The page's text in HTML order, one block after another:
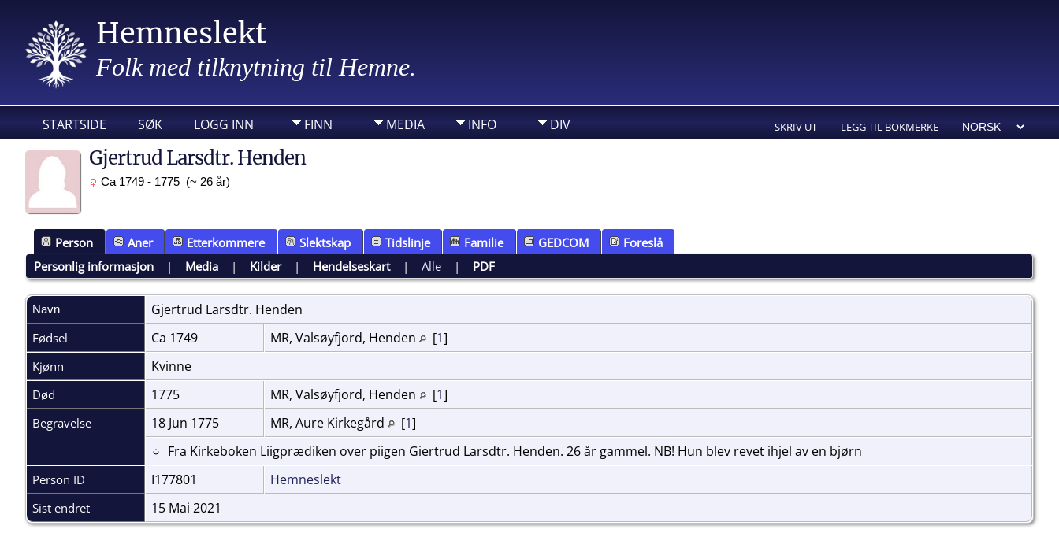
Hemneslekt
Folk med tilknytning til Hemne.
STARTSIDE SØK LOGG INN FINN MEDIA INFO DIV SKRIV UT LEGG TIL BOKMERKE
Gjertrud Larsdtr. Henden
Ca 1749 - 1775 (~ 26 år)
Person Aner Etterkommere Slektskap Tidslinje Familie GEDCOM
Foreslå
Personlig informasjon | Media | Kilder| Hendelseskart|Alle | PDF
Navn Gjertrud Larsdtr. Henden
Fødsel Ca 1749 MR, Valsøyfjord, Henden [1]
Kjønn Kvinne
Død 1775 MR, Valsøyfjord, Henden [1]
Begravelse 18 Jun 1775 MR, Aure Kirkegård [1]
Fra Kirkeboken Liigprædiken over piigen Giertrud Larsdtr. Henden. 26 år gammel. NB! Hun blev revet ihjel av en bjørn
Person ID I177801 Hemneslekt
Sist endret 15 Mai 2021